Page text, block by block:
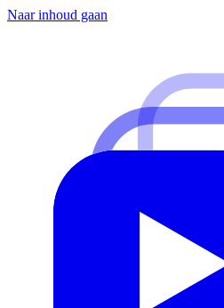
Naar inhoud gaan